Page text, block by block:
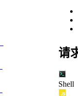
请
Shell